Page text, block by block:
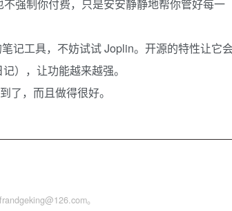
强制你付费，只是安安静静地帮你管好每一
记工具，不妨试试 Joplin。开源的特性让它
），让功能越来越强。
了，而且做得很好。
。